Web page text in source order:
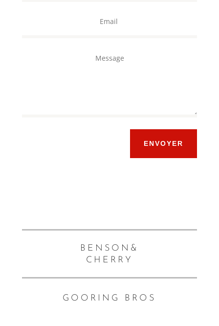
ENVOYER
BENSON&
CHERRY
GOORING BROS